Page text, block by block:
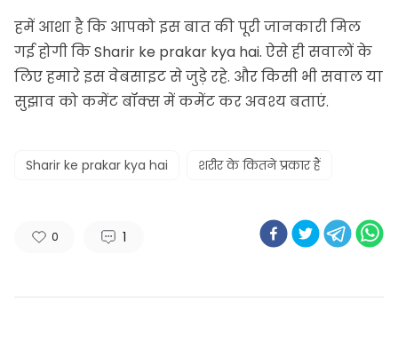
हमें आशा है कि आपको इस बात की पूरी जानकारी मिल
गई होगी कि Sharir ke prakar kya hai. ऐसे ही सवालों के
लिए हमारे इस वेबसाइट से जुड़े रहे. और किसी भीसवालया
सुझाव को कमेंट बॉक्स में कमेंट कर अवश्य बताएं.
Sharir ke prakar kya hai शरीर के कितने प्रकार हैं
0 1